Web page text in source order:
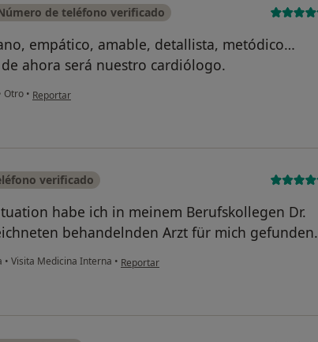
de teléfono verificado
empático, amable, detallista, metódico…
ahora será nuestro cardiólogo.
Otro • en opinión del usuario Sebastiana M. M.
Reportar
verificado
habe ich in meinem Berufskollegen Dr.
behandelnden Arzt für mich gefunden.
• Visita Medicina Interna • en opinión del usuario Dr. JB!
Reportar